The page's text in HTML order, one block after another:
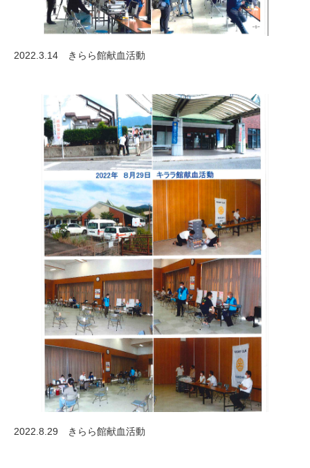
2022.3.14 きらら館献血活動
2022.8.29 きらら館献血活動